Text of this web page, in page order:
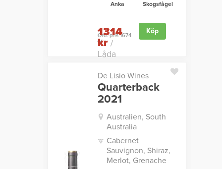
Anka Skogsfågel
Ord. pris 1674
kr
1314
kr/
Låda
Köp
De Lisio Wines
Quarterback
2021
Australien, South
Australia
Cabernet
Sauvignon, Shiraz,
Merlot, Grenache